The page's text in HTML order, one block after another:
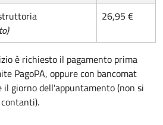
26,95 €
è richiesto il pagamento prima
PagoPA, oppure con bancomat
il giorno dell'appuntamento (non si